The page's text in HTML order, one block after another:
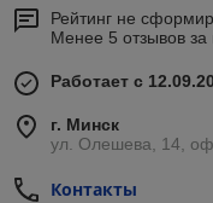
Рейтинг не
Менее 5 отзывов за
Работает с
г. Минск
ул. Олешева, 14,
Контакты